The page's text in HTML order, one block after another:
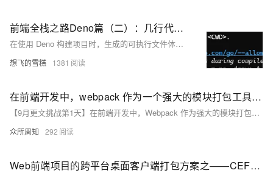
前端全栈之路Deno篇（二）：几行代码打包后接近100M？别慌，带你掌握Deno2.0的安装到项目构建全流程、剖析构建物并了解其好处
在使用 Deno 构建项目时，生成的可执行文件体积较大，通常接近 100 MB，而 Node.js 构建的项目体积则要小得多。这是由于 Deno 包含了完整的 V8 引擎和运行时，使其能够在目标设备上独立运行，无需额外安装依赖。尽管体积较大，但 Deno 提供了更好的安全性和部署便利性。通过裁剪功能、使用压缩工具等方法，可以优化可执行文件的体积。
想飞的雪糕 1381
在前端开发中，webpack 作为一个强大的模块打包工具，为我们提供了丰富的功能和扩展性
【9月更文挑战第1天】在前端开发中，Webpack 作为强大的模块打包工具，提供了丰富的功能和扩展性。本文重点介绍 DefinePlugin 插件，详细探讨其原理、功能及实际应用。DefinePlugin 可在编译过程中动态定义全局变量，适用于环境变量配置、动态加载资源、接口地址配置等场景，有助于提升代码质量和开发效率。通过具体配置示例和注意事项，帮助开发者更好地利用此插件优化项目。
众所周知 292
Web前端项目的跨平台桌面客户端打包方案之——CEF框架